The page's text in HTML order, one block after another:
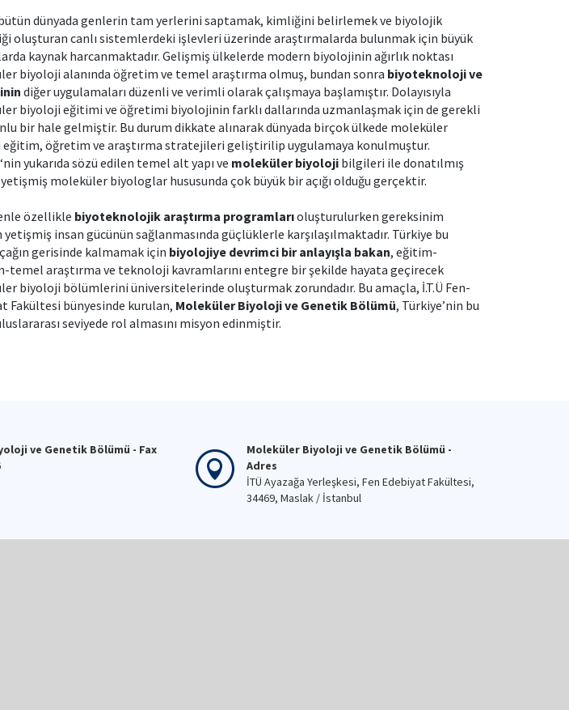
dünyada genlerin tam yerlerini saptamak, kimliğini belirlemek ve biyolojik
oluşturan canlı sistemlerdeki işlevleri üzerinde araştırmalarda bulunmak için büyük
kaynak harcanmaktadır. Gelişmiş ülkelerde modern biyolojinin ağırlık noktası
biyoloji alanında öğretim ve temel araştırma olmuş, bundan sonra biyoteknoloji ve
diğer uygulamaları düzenli ve verimli olarak çalışmaya başlamıştır. Dolayısıyla
biyoloji eğitimi ve öğretimi biyolojinin farklı dallarında uzmanlaşmak için de gerekli
bir hale gelmiştir. Bu durum dikkate alınarak dünyada birçok ülkede moleküler
öğretim ve araştırma stratejileri geliştirilip uygulamaya konulmuştur.
yukarıda sözü edilen temel alt yapı ve moleküler biyolojibilgileri ile donatılmış
moleküler biyologlar hususunda çok büyük bir açığı olduğu gerçektir.
özellikle biyoteknolojik araştırma programlarıoluşturulurken gereksinim
yetişmiş insan gücünün sağlanmasında güçlüklerle karşılaşılmaktadır. Türkiye bu
gerisinde kalmamak için biyolojiye devrimci bir anlayışla bakan, eğitim-
temel araştırma ve teknoloji kavramlarını entegre bir şekilde hayata geçirecek
biyoloji bölümlerini üniversitelerinde oluşturmak zorundadır. Bu amaçla, İ.T.Ü Fen-
Fakültesi bünyesinde kurulan, Moleküler Biyoloji ve Genetik Bölümü, Türkiye’nin bu
seviyede rol almasını misyon edinmiştir.
ve Genetik Bölümü - Fax
Moleküler Biyoloji ve Genetik Bölümü -
Adres
İTÜ Ayazağa Yerleşkesi, Fen Edebiyat Fakültesi,
34469, Maslak / İstanbul